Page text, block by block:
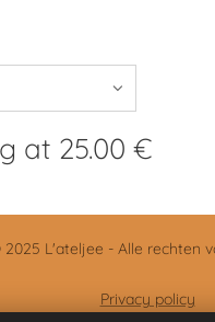
at 25.00 €
L'ateljee - Alle rechten
Privacy policy